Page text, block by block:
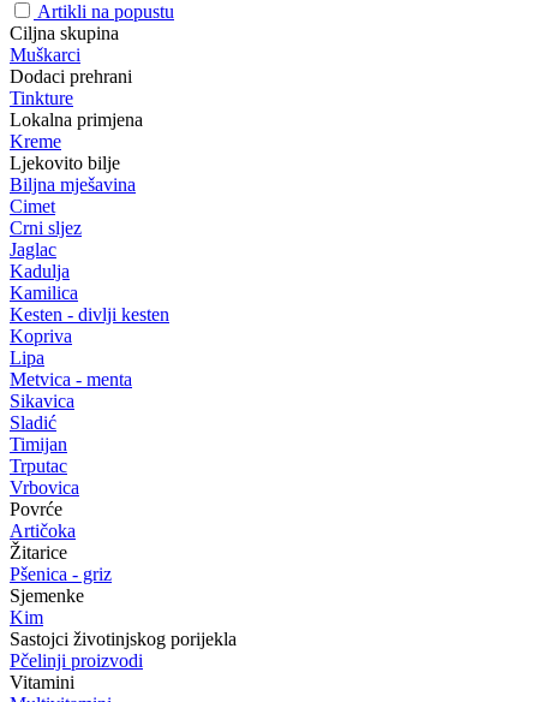
Artikli na popustu
Ciljna skupina
Muškarci
Dodaci prehrani
Tinkture
Lokalna primjena
Kreme
Ljekovito bilje
Biljna mješavina
Cimet
Crni sljez
Jaglac
Kadulja
Kamilica
Kesten - divlji kesten
Kopriva
Lipa
Metvica - menta
Sikavica
Sladić
Timijan
Trputac
Vrbovica
Povrće
Artičoka
Žitarice
Pšenica - griz
Sjemenke
Kim
Sastojci životinjskog porijekla
Pčelinji proizvodi
Vitamini